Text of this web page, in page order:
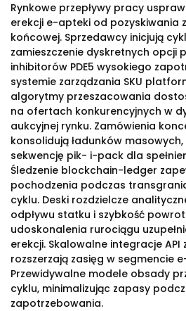
Rynkowe przepływy pracy
erekcji e-apteki od pozyskiwania
końcowej. Sprzedawcy inicjują
zamieszczenie dyskretnych opcji
inhibitorów PDE5 wysokiego
systemie zarządzania SKU
algorytmy przeszacowania
na ofertach konkurencyjnych w
aukcyjnej rynku. Zamówienia
konsolidują ładunków
sekwencję pik- i-pack dla
Śledzenie blockchain-ledger
pochodzenia podczas
cyklu. Deski rozdzielcze
odpływu statku i szybkość
udoskonalenia rurociągu
erekcji. Skalowalne integracje
rozszerzają zasięg w segmencie
Przewidywalne modele obsady
cyklu, minimalizując zapasy
zapotrzebowania.